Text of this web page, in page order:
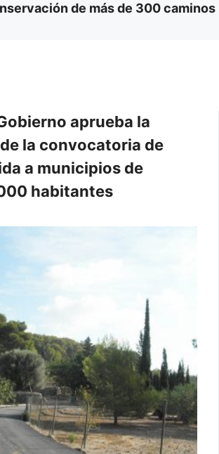
de más de 300 caminos
aprueba la
la convocatoria de
a municipios de
habitantes